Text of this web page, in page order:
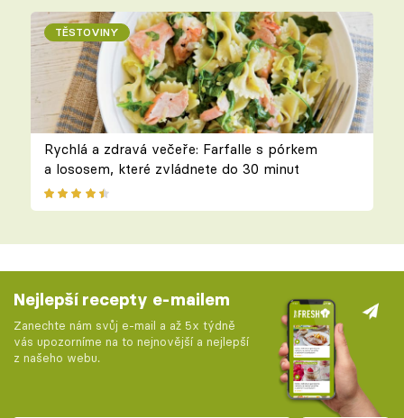
TĚSTOVINY
Rychlá a zdravá večeře: Farfalle s pórkem
a lososem, které zvládnete do 30 minut
Nejlepší recepty e-mailem
Zanechte nám svůj e-mail a až 5x týdně
vás upozorníme na to nejnovější a nejlepší
z našeho webu.